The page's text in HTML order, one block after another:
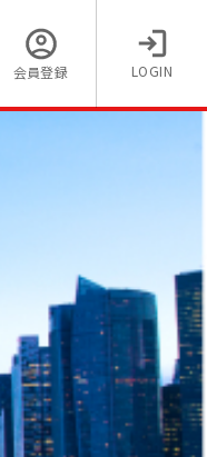
会員登録
LOGIN